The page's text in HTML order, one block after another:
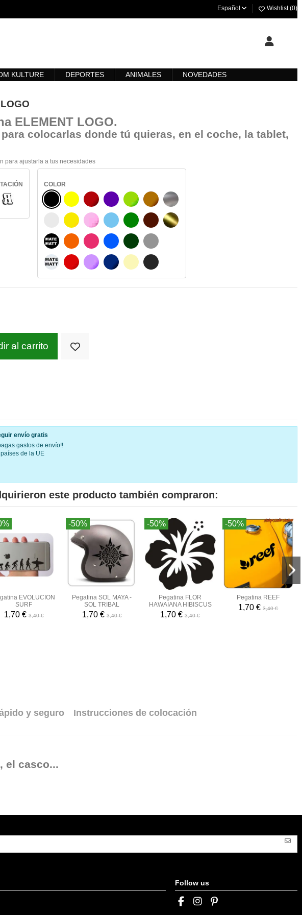
Español Wishlist (0)
KULTURE DEPORTES ANIMALES NOVEDADES
ELEMENT LOGO.
colocarlas donde tú quieras, en el coche, la tablet,
para ajustarla a tus necesidades
Reflejado
COLOR
NEGRO
BLANCO
NEGRO MATE
BLANCO MATE
AMARILLO
AMARILLO SENAL
NARANJA
ROJO
BURDEOS
ROSA
FUCSIA
LILA
MORADO
AZUL CIELO
AZUL
AZUL MARINO
VERDE CLARO
VERDE
VERDE OSCURO
BEIGE
AVELLANA
CHOCOLATE
GRIS
GRIS OSCURO
PLATA
ORO
al carrito
envío gratis
gastos de envío!!
de la UE
este producto también compraron:
EVOLUCION
SURF
1,70 €3,40 €
-50%
Pegatina SOL MAYA -
SOL TRIBAL
1,70 € 3,40 €
-50%
Pegatina FLOR
HAWAIANA HIBISCUS
1,70 €3,40 €
-50%
Pegatina REEF
1,70 €3,40 €
y seguro
Instrucciones de colocación
el casco...
Follow us